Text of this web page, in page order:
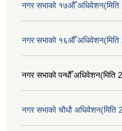
नगर सभाको १७औँ
नगर सभाको १६औँ
नगर सभाको पन्धौँ
नगर सभाको चौधौ